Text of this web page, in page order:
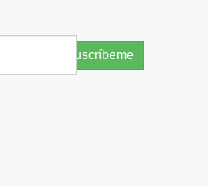
Suscríbeme